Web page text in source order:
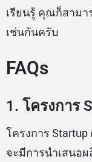
เรียนรู้ คุณก็สามา
เช่นกันครับ
FAQs
1. โครงการ
โครงการ
จะมีการนำเสนอ